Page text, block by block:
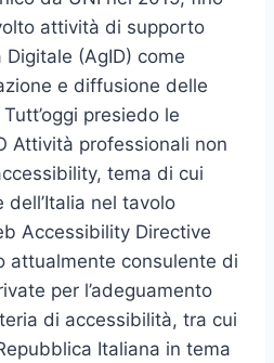
attività di supporto
Digitale (AgID) come
e diffusione delle
presiedo le
Attività professionali non
tema di cui
nel tavolo
Accessibility Directive
attualmente consulente di
per l’adeguamento
di accessibilità, tra cui
Italiana in tema